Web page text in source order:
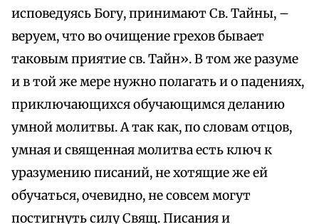
исповедуясь Богу, принимают Св. Тайны, –
веруем, что во очищение грехов бывает
таковым приятие св. Тайн». В том же разуме
и в той же мере нужно полагать и о падениях,
приключающихся обучающимся деланию
умной молитвы. А так как, по словам отцов,
умная и священная молитва есть ключ к
уразумению писаний, не хотящие же ей
обучаться, очевидно, не совсем могут
постигнуть силу Свящ. Писания и